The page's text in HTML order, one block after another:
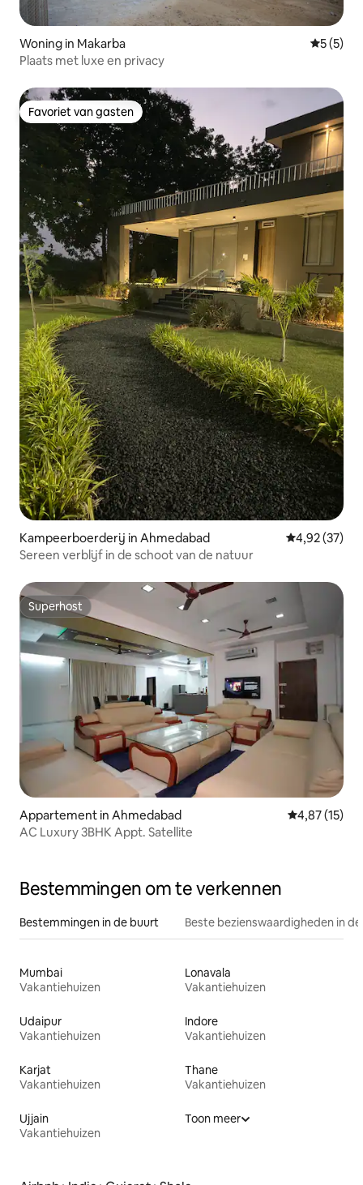
Woning in Makarba
5 (5)
Plaats met luxe en privacy
Favoriet van gasten
Favoriet van gasten
Kampeerboerderij in Ahmedabad Gemiddelde
4,92 (37)
Sereen verblijf in de schoot van de natuur
Superhost
Superhost
Appartement in Ahmedabad Gemiddelde
4,87 (15)
AC Luxury 3BHK Appt. Satellite
Bestemmingen om te verkennen
Bestemmingen in de buurt Beste bezienswaardigheden in
Mumbai
Vakantiehuizen
Lonavala
Vakantiehuizen
Udaipur
Vakantiehuizen
Indore
Vakantiehuizen
Karjat
Vakantiehuizen
Thane
Vakantiehuizen
Ujjain
Vakantiehuizen
Toon meer